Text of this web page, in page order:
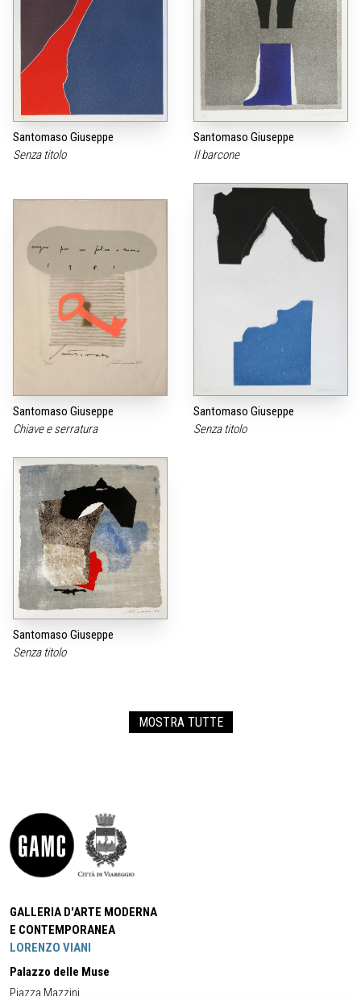
Santomaso Giuseppe
Senza titolo
Santomaso Giuseppe
Il barcone
Santomaso Giuseppe
Chiave e serratura
Santomaso Giuseppe
Senza titolo
Santomaso Giuseppe
Senza titolo
MOSTRA TUTTE
GALLERIA D'ARTE MODERNA
E CONTEMPORANEA
LORENZO VIANI
Palazzo delle Muse
Piazza Mazzini